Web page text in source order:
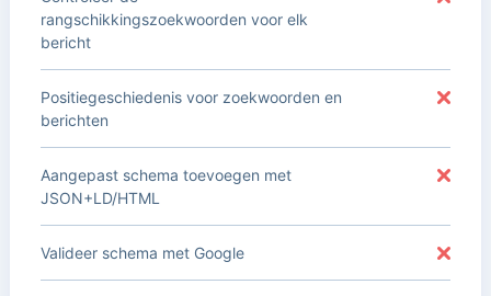
rangschikkingszoekwoorden voor elk
bericht
Positiegeschiedenis voor zoekwoorden en
berichten
Aangepast schema toevoegen met
JSON+LD/HTML
Valideer schema met Google